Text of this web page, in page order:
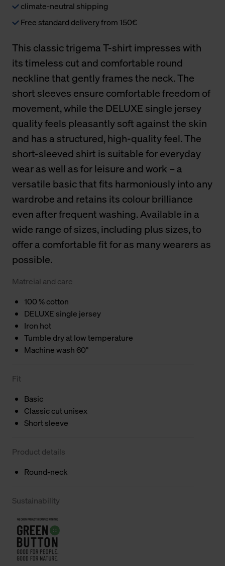
climate-neutral shipping
Free standard delivery from 150€
This classic trigema T-shirt impresses with
its timeless cut and comfortable round
neckline that gently frames the neck. The
short sleeves ensure comfortable freedom of
movement, while the DELUXE single jersey
quality feels pleasantly soft against the skin
and has a structured, high-quality feel. The
short-sleeved shirt is suitable for everyday
wear as well as for leisure and work – a
versatile basic that fits harmoniously into any
wardrobe and retains its colour brilliance
even after frequent washing. Available in a
wide range of sizes, including plus sizes, to
offer a comfortable fit for as many wearers as
possible.
Matreial and care
100 % cotton
DELUXE single jersey
Iron hot
Tumble dry at low temperature
Machine wash 60°
Fit
Basic
Classic cut unisex
Short sleeve
Product details
Round-neck
Sustainability